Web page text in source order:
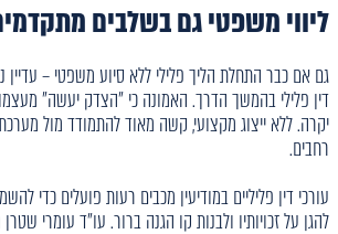
ליווי משפטי גם בשלבים
גם אם כבר התחלת הליך פלילי ללא סיוע משפטי – עדיין
דין פלילי בהמשך הדרך. האמונה כי "הצדק יעשה"
יקרה. ללא ייצוג מקצועי, קשה מאוד להתמודד מול
רחבים.
עורכי דין פליליים במודיעין מכבים רעות פועלים כדי
להגן על זכויותיו ולבנות קו הגנה ברור. עו"ד עומרי